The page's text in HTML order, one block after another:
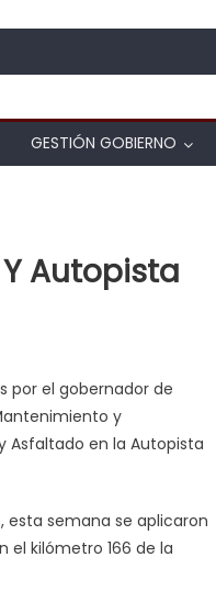
GESTIÓN GOBIERNO
Autopista
continúa Plan de Asfaltado
por el gobernador de
y
Asfaltado en la Autopista
esta semana se aplicaron
el kilómetro 166 de la